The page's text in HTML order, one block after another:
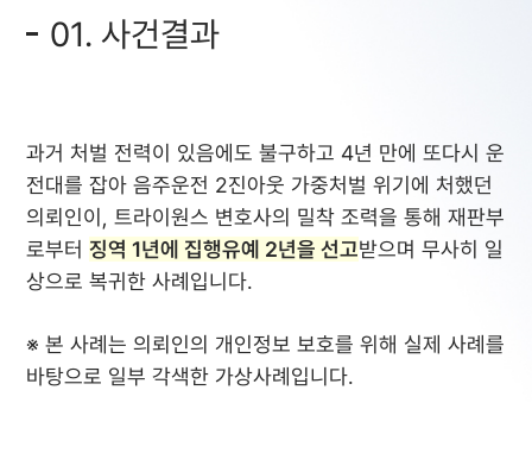
01. 사건결과
과거 처벌 전력이 있음에도 불구하고 4년 만에 또다시 운
전대를 잡아 음주운전 2진아웃 가중처벌 위기에 처했던
의뢰인이, 트라이원스 변호사의 밀착 조력을 통해 재판부
로부터징역 1년에 집행유예 2년을 선고받으며 무사히 일
상으로 복귀한 사례입니다.
※ 본 사례는 의뢰인의 개인정보 보호를 위해 실제 사례를
바탕으로 일부 각색한 가상사례입니다.